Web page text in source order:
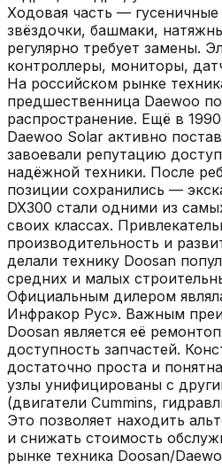
Ходовая часть —
звёздочки, башмаки,
регулярно требует замены.
контроллеры, мониторы,
На российском рынке
предшественница Daewoo
распространение. Ещё в
Daewoo Solar активно
завоевали репутацию
надёжной техники. После
позиции сохранились —
DX300 стали одними из
своих классах.
производительность и
делали технику Doosan
средних и малых
Официальным дилером
Инфракор Рус». Важным
Doosan является её
доступность запчастей.
достаточно проста и
узлы унифицированы с
(двигатели Cummins,
Это позволяет находить
и снижать стоимость
рынке техника Doosan/